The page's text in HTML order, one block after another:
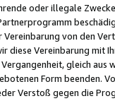
oder illegale
Vereinbarung von den
Vereinbarung mit
gleich
Form beenden.
Verstoß gegen die